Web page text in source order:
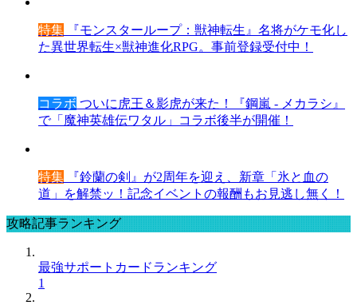
特集 『モンスターループ：獣神転生』名将がケモ化し
た異世界転生×獣神進化RPG。事前登録受付中！
コラボ ついに虎王＆影虎が来た！『鋼嵐 - メカラシ』
で「魔神英雄伝ワタル」コラボ後半が開催！
特集 『鈴蘭の剣』が2周年を迎え、新章「氷と血の
道」を解禁ッ！記念イベントの報酬もお見逃し無く！
攻略記事ランキング
最強サポートカードランキング
1